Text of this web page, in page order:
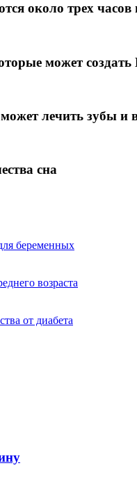
около трех часов
может
лечить зубы и
сна
беременных
возраста
от диабета